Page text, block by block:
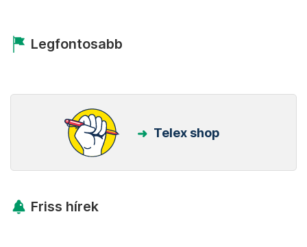
Legfontosabb
Telex shop
Friss hírek